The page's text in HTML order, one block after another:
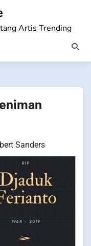
Artis Trending
Sanders